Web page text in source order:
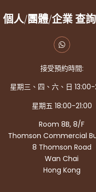
個人/團體/企業 查
接受預約時間:
星期三、四、六、日
星期五 18:00-21:00
Room 8B, 8/F
Thomson Commercial
8 Thomson Road
Wan Chai
Hong Kong